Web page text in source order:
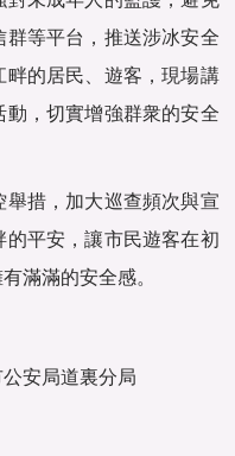
等平台，推送涉冰安全
的居民、遊客，現場講
，切實增強群衆的安全
措，加大巡查頻次與宣
平安，讓市民遊客在初
滿滿的安全感。
安局道裏分局